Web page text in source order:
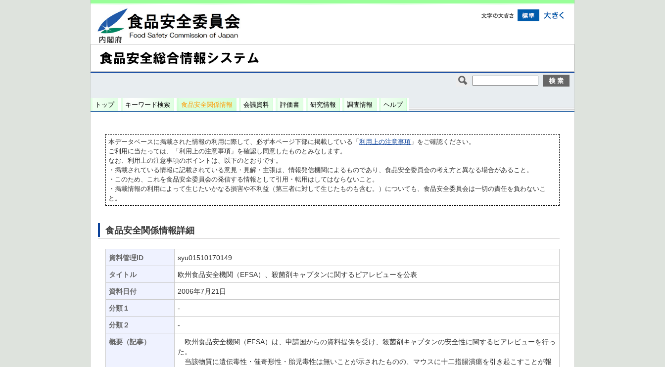
トップ キーワード検索 食品安全関係情報 会議資料 評価書 研究情報 調査情報 ヘルプ
本データベースに掲載された情報の利用に際して、必ず本ページ下部に掲載している「 利用上の注意事項 」をご確認ください。
ご利用に当たっては、「利用上の注意事項」を確認し同意したものとみなします。
なお、利用上の注意事項のポイントは、以下のとおりです。
・掲載されている情報に記載されている意見・見解・主張は、情報発信機関によるものであり、食品安全委員会の考え方と異なる場合があること。
・このため、これを食品安全委員会の発信する情報として引用・転用はしてはならないこと。
・掲載情報の利用によって生じたいかなる損害や不利益（第三者に対して生じたものも含む。）についても、食品安全委員会は一切の責任を負わないこ
と。
食品安全関係情報詳細
資料管理ID syu01510170149
タイトル 欧州食品安全機関（EFSA）、殺菌剤キャプタンに関するピアレビューを公表
資料日付 2006年7月21日
分類１ -
分類２ -
概要（記事）
欧州食品安全機関（EFSA）は、申請国からの資料提供を受け、殺菌剤キャプタンの安全性に関するピアレビューを行っ
た。
当該物質に遺伝毒性・催奇形性・胎児毒性は無いことが示されたものの、マウスに十二指腸潰瘍を引き起こすことが報